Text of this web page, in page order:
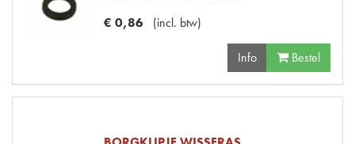
€ 0,86 (incl. btw)
Info Bestel